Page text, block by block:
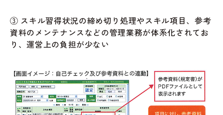
③ スキル習得状況の締め切り処理やスキル項目、参考
資料のメンテナンスなどの管理業務が体系化されてお
り、運営上の負担が少ない